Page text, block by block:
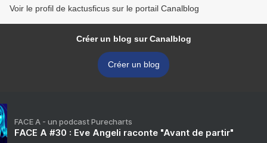
Voir le profil de kactusficus sur le portail Canalblog
Créer un blog sur Canalblog
Créer un blog
FACE A - un podcast Purecharts
FACE A #30 : Eve Angeli raconte "Avant de partir"